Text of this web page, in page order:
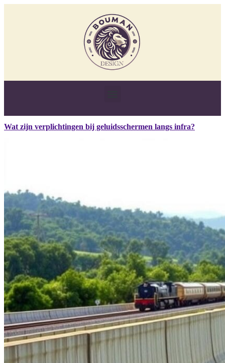
Wat zijn verplichtingen bij geluidsschermen langs infra?